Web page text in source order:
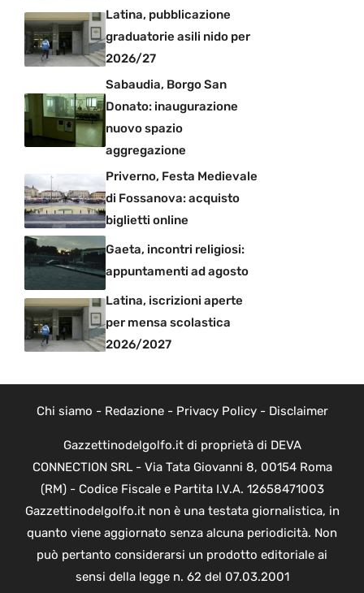
Latina, pubblicazione
graduatorie asili nido per
2026/27
Sabaudia, Borgo San
Donato: inaugurazione
nuovo spazio
aggregazione
Priverno, Festa Medievale
di Fossanova: acquisto
biglietti online
Gaeta, incontri religiosi:
appuntamenti ad agosto
Latina, iscrizioni aperte
per mensa scolastica
2026/2027
Chi siamo - Redazione- Privacy Policy- Disclaimer
Gazzettinodelgolfo.it di proprietà di DEVA
CONNECTION SRL - Via Tata Giovanni 8, 00154 Roma
(RM) - Codice Fiscale e Partita I.V.A. 12658471003
Gazzettinodelgolfo.it non è una testata giornalistica, in
quanto viene aggiornato senza alcuna periodicità. Non
può pertanto considerarsi un prodotto editoriale ai
sensi della legge n. 62 del 07.03.2001